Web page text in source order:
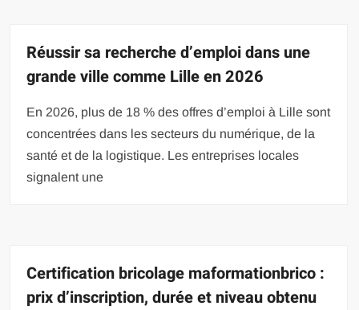
Réussir sa recherche d’emploi dans une
grande ville comme Lille en 2026
En 2026, plus de 18 % des offres d’emploi à Lille sont
concentrées dans les secteurs du numérique, de la
santé et de la logistique. Les entreprises locales
signalent une
Certification bricolage maformationbrico :
prix d’inscription, durée et niveau obtenu